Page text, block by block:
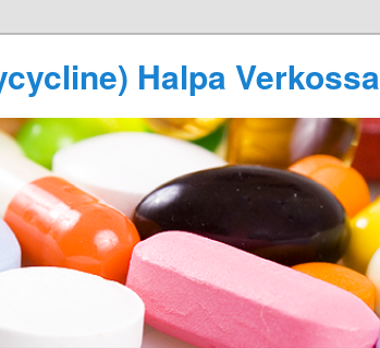
Halpa Verkossa